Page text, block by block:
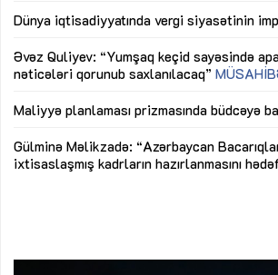
Dünya iqtisadiyyatında vergi siyasətinin
Əvəz Quliyev: “Yumşaq keçid sayəsində
nəticələri qorunub saxlanılacaq”
Maliyyə planlaması prizmasında büdcəyə
Gülminə Məlikzadə: “Azərbaycan
ixtisaslaşmış kadrların hazırlanmasını